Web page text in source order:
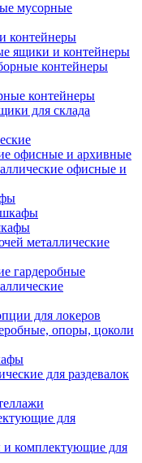
мусорные
контейнеры
ящики и контейнеры
контейнеры
контейнеры
для склада
офисные и архивные
офисные и
шкафы
металлические
гардеробные
для локеров
опоры, цоколи
для раздевалок
для
и комплектующие для